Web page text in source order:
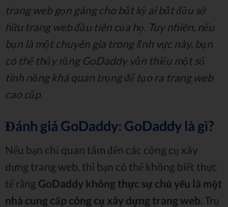
trang web gọn gàng cho bất kỳ ai bắt đầu sở
hữu trang web đầu tiên của họ. Tuy nhiên, nếu
bạn là một chuyên gia trong lĩnh vực này, bạn
có thể thấy rằng GoDaddy vẫn thiếu một số
tính năng khá quan trọng để tạo ra trang web
cao cấp.
Đánh giá GoDaddy: GoDaddy là gì?
Nếu bạn chỉ quan tâm đến các công cụ xây
dựng trang web, thì bạn có thể không biết thực
tế rằng GoDaddy không thực sự chủ yếu là một
nhà cung cấp công cụ xây dựng trang web . Trụ